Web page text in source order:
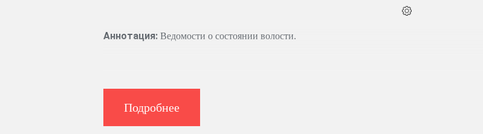
Аннотация: Ведомости о состоянии волости.
Подробнее